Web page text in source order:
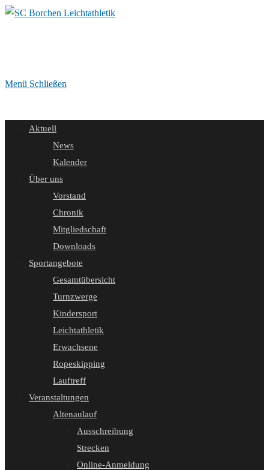
Zum
Menü Schließen
Aktuell
News
Kalender
Über uns
Vorstand
Chronik
Mitgliedschaft
Downloads
Sportangebote
Gesamtübersicht
Turnzwerge
Kindersport
Leichtathletik
Erwachsene
Ropeskipping
Lauftreff
Veranstaltungen
Altenaulauf
Ausschreibung
Strecken
Online-Anmeldung